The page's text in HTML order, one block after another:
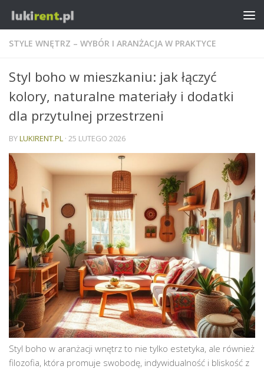
STYLE WNĘTRZ – WYBÓR I ARANŻACJA W PRAKTYCE
Styl boho w mieszkaniu: jak łączyć
kolory, naturalne materiały i dodatki
dla przytulnej przestrzeni
BYLUKIRENT.PL · 25 LUTEGO 2026
Styl boho w aranżacji wnętrz to nie tylko estetyka, ale również
filozofia, która promuje swobodę, indywidualność i bliskość z